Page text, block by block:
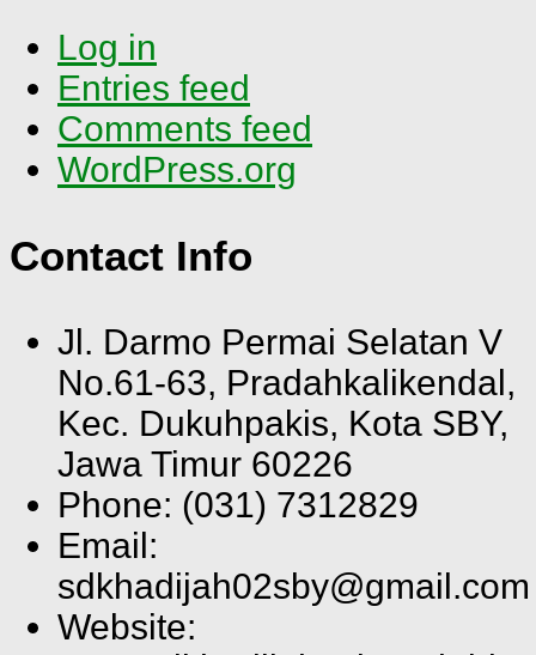
Log in
Entries feed
Comments feed
WordPress.org
Contact Info
Jl. Darmo Permai Selatan V
No.61-63, Pradahkalikendal,
Kec. Dukuhpakis, Kota SBY,
Jawa Timur 60226
Phone: (031) 7312829
Email:
sdkhadijah02sby@gmail.com
Website: